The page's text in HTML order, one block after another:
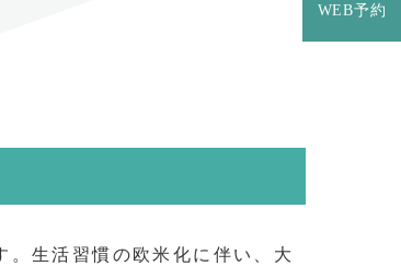
生活習慣の欧米化に伴い、大
WEB予約